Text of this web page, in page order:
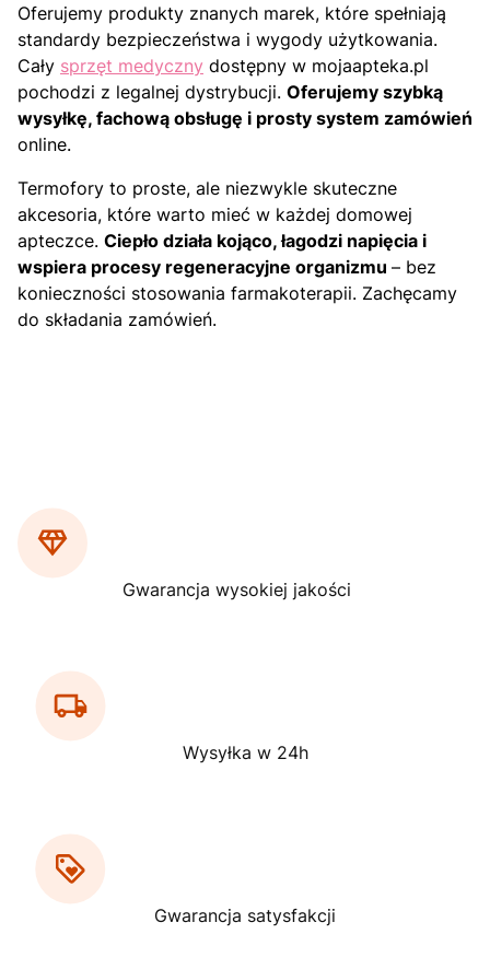
Oferujemy produkty znanych marek, które spełniają
standardy bezpieczeństwa i wygody użytkowania.
Cały sprzęt medyczny dostępny w mojaapteka.pl
pochodzi z legalnej dystrybucji. Oferujemy szybką
wysyłkę, fachową obsługę i prosty system zamówień
online.
Termofory to proste, ale niezwykle skuteczne
akcesoria, które warto mieć w każdej domowej
apteczce. Ciepło działa kojąco, łagodzi napięcia i
wspiera procesy regeneracyjne organizmu – bez
konieczności stosowania farmakoterapii. Zachęcamy
do składania zamówień.
Gwarancja wysokiej jakości
Wysyłka w 24h
Gwarancja satysfakcji